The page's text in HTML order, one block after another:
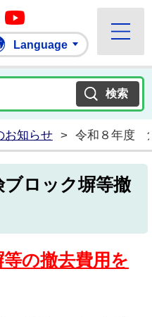
城里町ホームページ
Facebook
Language
お知らせ > 令和８年度
ロック塀等撤
の撤去費用を